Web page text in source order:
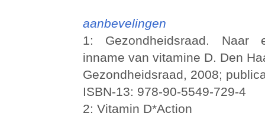
aanbevelingen
1: Gezondheidsraad. Naar
inname van vitamine D. Den
Gezondheidsraad, 2008;
ISBN-13: 978-90-5549-729-4
2: Vitamin D*Action